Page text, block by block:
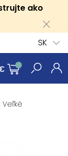
ako
SK
Veľké